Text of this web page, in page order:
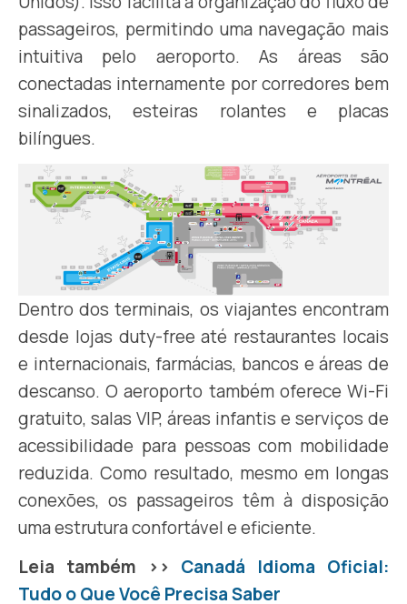
passageiros, permitindo uma navegação mais
intuitiva pelo aeroporto. As áreas são
conectadas internamente por corredores bem
sinalizados, esteiras rolantes e placas
bilíngues.
Dentro dos terminais, os viajantes encontram
desde lojas duty-free até restaurantes locais
e internacionais, farmácias, bancos e áreas de
descanso. O aeroporto também oferece Wi-Fi
gratuito, salas VIP, áreas infantis e serviços de
acessibilidade para pessoas com mobilidade
reduzida. Como resultado, mesmo em longas
conexões, os passageiros têm à disposição
uma estrutura confortável e eficiente.
Leia também >> Canadá Idioma Oficial:
Tudo o Que Você Precisa Saber